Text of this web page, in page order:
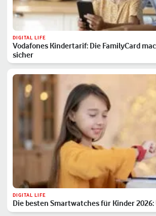
DIGITAL LIFE
Vodafones Kindertarif: Die FamilyCard
sicher
DIGITAL LIFE
Die besten Smartwatches für Kinder 2026: